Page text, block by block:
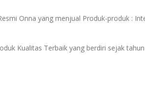
Onna yang menjual Produk-produk :
Kualitas Terbaik yang berdiri sejak